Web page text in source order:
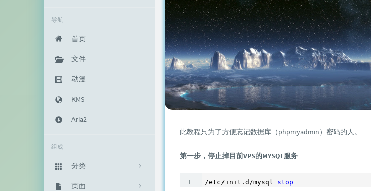
导航
首页
文件
动漫
KMS
Aria2
组成
分类
333
主机教程
页面
此教程只为了方便忘记数据库（phpmyadmin）密码的人。
第一步，停止掉目前VPS的MYSQL服务
/etc/init.d/mysql stop